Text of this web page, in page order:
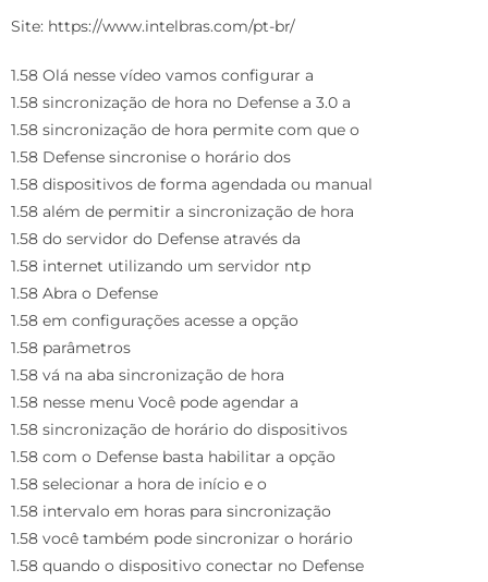
Site: https://www.intelbras.com/pt-br/
1.58 Olá nesse vídeo vamos configurar a
1.58 sincronização de hora no Defense a 3.0 a
1.58 sincronização de hora permite com que o
1.58 Defense sincronise o horário dos
1.58 dispositivos de forma agendada ou manual
1.58 além de permitir a sincronização de hora
1.58 do servidor do Defense através da
1.58 internet utilizando um servidor ntp
1.58 Abra o Defense
1.58 em configurações acesse a opção
1.58 parâmetros
1.58 vá na aba sincronização de hora
1.58 nesse menu Você pode agendar a
1.58 sincronização de horário do dispositivos
1.58 com o Defense basta habilitar a opção
1.58 selecionar a hora de início e o
1.58 intervalo em horas para sincronização
1.58 você também pode sincronizar o horário
1.58 quando o dispositivo conectar no Defense